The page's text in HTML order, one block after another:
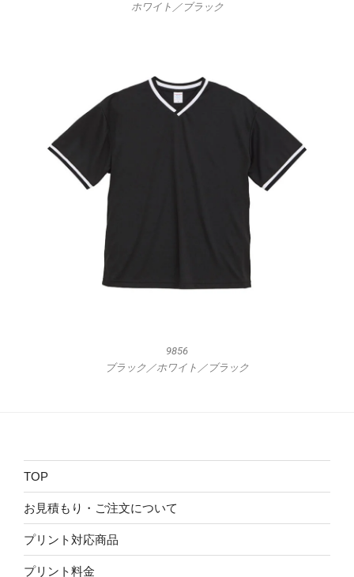
ホワイト／ブラック
9856
ブラック／ホワイト／ブラック
TOP
お見積もり・ご注文について
プリント対応商品
プリント料金